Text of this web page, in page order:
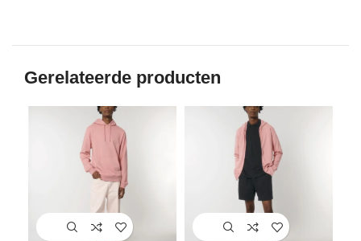
Gerelateerde producten